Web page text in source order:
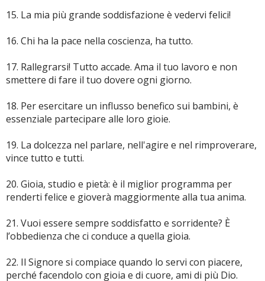
15. La mia più grande soddisfazione è vedervi felici!
16. Chi ha la pace nella coscienza, ha tutto.
17. Rallegrarsi! Tutto accade. Ama il tuo lavoro e non
smettere di fare il tuo dovere ogni giorno.
18. Per esercitare un influsso benefico sui bambini, è
essenziale partecipare alle loro gioie.
19. La dolcezza nel parlare, nell'agire e nel rimproverare,
vince tutto e tutti.
20. Gioia, studio e pietà: è il miglior programma per
renderti felice e gioverà maggiormente alla tua anima.
21. Vuoi essere sempre soddisfatto e sorridente? È
l’obbedienza che ci conduce a quella gioia.
22. Il Signore si compiace quando lo servi con piacere,
perché facendolo con gioia e di cuore, ami di più Dio.